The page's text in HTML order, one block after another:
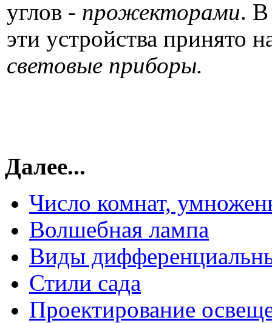
углов - прожекторами. В
эти устройства принято
световые приборы.
Далее...
Число комнат,
Волшебная лампа
Виды
Стили сада
Проектирование